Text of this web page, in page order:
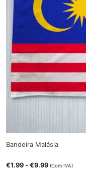
Bandeira Malásia
€1.99 -€9.99 (Com IVA)